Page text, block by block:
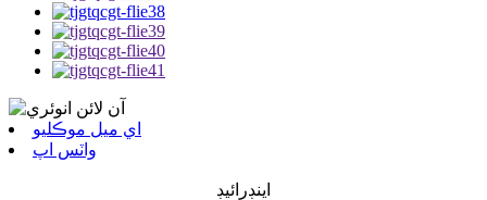
اي ميل موڪليو
واٽس اپ
اينڊرائيڊ